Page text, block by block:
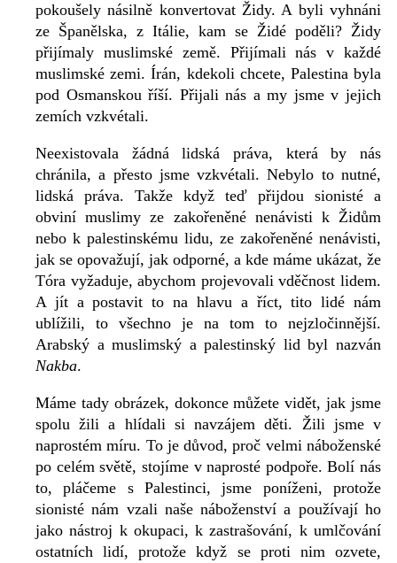
pokoušely násilně konvertovat Židy. A byli vyhnáni
ze Španělska, z Itálie, kam se Židé poděli? Židy
přijímaly muslimské země. Přijímali nás v každé
muslimské zemi. Írán, kdekoli chcete, Palestina byla
pod Osmanskou říší. Přijali nás a my jsme v jejich
zemích vzkvétali.
Neexistovala žádná lidská práva, která by nás
chránila, a přesto jsme vzkvétali. Nebylo to nutné,
lidská práva. Takže když teď přijdou sionisté a
obviní muslimy ze zakořeněné nenávisti k Židům
nebo k palestinskému lidu, ze zakořeněné nenávisti,
jak se opovažují, jak odporné, a kde máme ukázat, že
Tóra vyžaduje, abychom projevovali vděčnost lidem.
A jít a postavit to na hlavu a říct, tito lidé nám
ublížili, to všechno je na tom to nejzločinnější.
Arabský a muslimský a palestinský lid byl nazván
Nakba.
Máme tady obrázek, dokonce můžete vidět, jak jsme
spolu žili a hlídali si navzájem děti. Žili jsme v
naprostém míru. To je důvod, proč velmi náboženské
po celém světě, stojíme v naprosté podpoře. Bolí nás
to, pláčeme s Palestinci, jsme poníženi, protože
sionisté nám vzali naše náboženství a používají ho
jako nástroj k okupaci, k zastrašování, k umlčování
ostatních lidí, protože když se proti nim ozvete,